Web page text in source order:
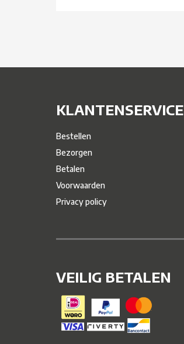
KLANTENSERVICE
Bestellen
Bezorgen
Betalen
Voorwaarden
Privacy policy
VEILIG BETALEN